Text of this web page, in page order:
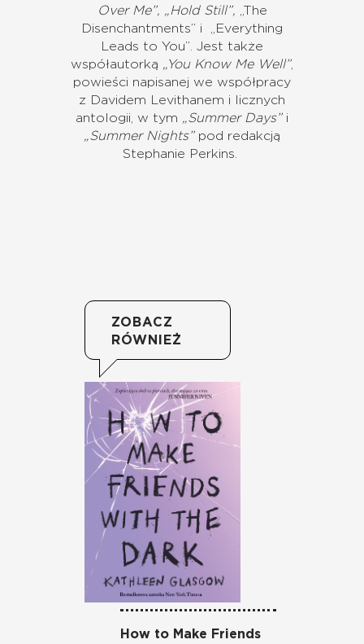
Over Me”, „Hold Still”, „The
Disenchantments” i „Everything
Leads to You”. Jest także
współautorką „You Know Me Well”,
powieści napisanej we współpracy
z Davidem Levithanem i licznych
antologii, w tym „Summer Days”i
„Summer Nights”pod redakcją
Stephanie Perkins.
ZOBACZ
RÓWNIEŻ
How to Make Friends